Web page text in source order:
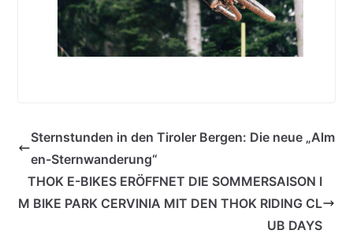
Sternstunden in den Tiroler Bergen: Die neue „Alm
en-Sternwanderung“
THOK E-BIKES ERÖFFNET DIE SOMMERSAISON I
M BIKE PARK CERVINIA MIT DEN THOK RIDING CL
UB DAYS